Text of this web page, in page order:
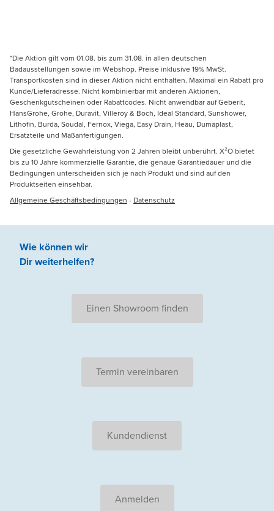
*Die Aktion gilt vom 01.08. bis zum 31.08. in allen deutschen
Badausstellungen sowie im Webshop. Preise inklusive 19% MwSt.
Transportkosten sind in dieser Aktion nicht enthalten. Maximal ein Rabatt pro
Kunde/Lieferadresse. Nicht kombinierbar mit anderen Aktionen,
Geschenkgutscheinen oder Rabattcodes. Nicht anwendbar auf Geberit,
HansGrohe, Grohe, Duravit, Villeroy & Boch, Ideal Standard, Sunshower,
Lithofin, Burda, Soudal, Fernox, Viega, Easy Drain, Heau, Dumaplast,
Ersatzteile und Maßanfertigungen.
Die gesetzliche Gewährleistung von 2 Jahren bleibt unberührt. X²O bietet
bis zu 10 Jahre kommerzielle Garantie, die genaue Garantiedauer und die
Bedingungen unterscheiden sich je nach Produkt und sind auf den
Produktseiten einsehbar.
Allgemeine Geschäftsbedingungen - Datenschutz
Wie können wir
Dir weiterhelfen?
Einen Showroom finden
Termin vereinbaren
Kundendienst
Anmelden